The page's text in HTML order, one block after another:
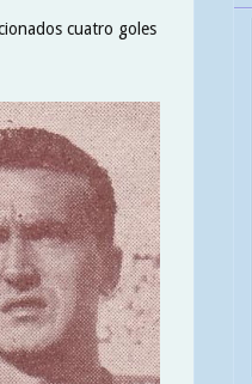
cuatro goles